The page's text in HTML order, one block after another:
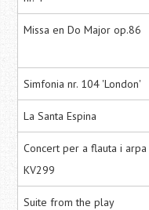
Missa en Do Major op.86
Simfonia nr. 104 'London'
La Santa Espina
Concert per a flauta i arpa
KV299
Suite from the play